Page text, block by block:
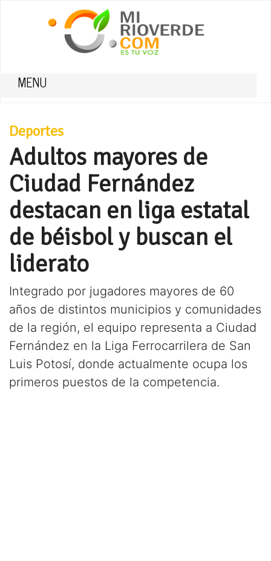
MENU
Deportes
Adultos mayores de
Ciudad Fernández
destacan en liga estatal
de béisbol y buscan el
liderato
Integrado por jugadores mayores de 60
años de distintos municipios y comunidades
de la región, el equipo representa a Ciudad
Fernández en la Liga Ferrocarrilera de San
Luis Potosí, donde actualmente ocupa los
primeros puestos de la competencia.